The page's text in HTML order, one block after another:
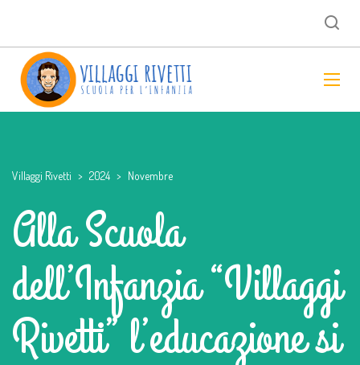
Villaggi Rivetti > 2024 > Novembre
Alla Scuola
dell’Infanzia “Villaggi
Rivetti” l’educazione si